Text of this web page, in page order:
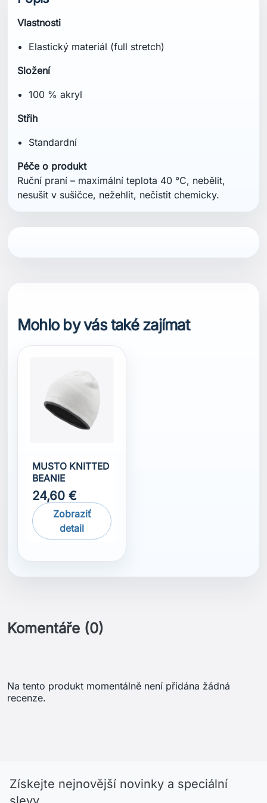
Vlastnosti
Elastický materiál (full stretch)
Složení
100 % akryl
Střih
Standardní
Péče o produkt
Ruční praní – maximální teplota 40 °C, nebělit,
nesušit v sušičce, nežehlit, nečistit chemicky.
Mohlo by vás také zajímat
MUSTO KNITTED
BEANIE
24,60 €
Zobraziť
detail
Komentáře (0)
Na tento produkt momentálně není přidána žádná
recenze.
Získejte nejnovější novinky a speciální